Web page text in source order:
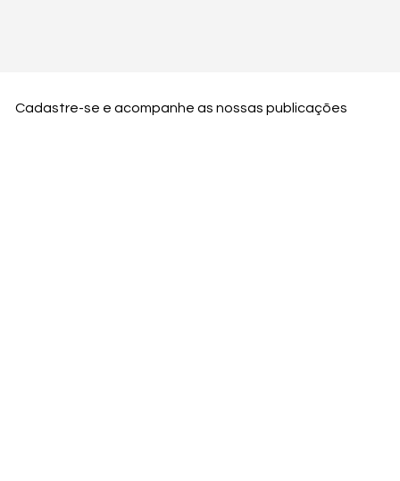
Cadastre-se e acompanhe as nossas publicações